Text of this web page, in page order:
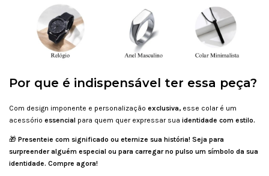
Por que é indispensável ter essa peça?
Com design imponente e personalização exclusiva, esse colar é um
acessório essencial para quem quer expressar sua identidade com estilo.
🎁 Presenteie com significado ou eternize sua história! Seja para
surpreender alguém especial ou para carregar no pulso um símbolo da sua
identidade. Compre agora!